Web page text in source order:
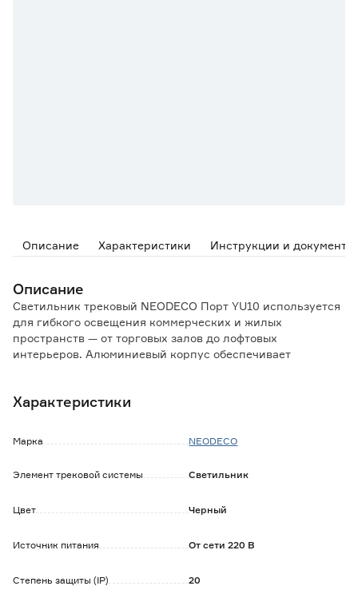
Описание Характеристики Инструкции и документы
Описание
Светильник трековый NEODECO Порт YU10 используется
для гибкого освещения коммерческих и жилых
пространств — от торговых залов до лофтовых
интерьеров. Алюминиевый корпус обеспечивает
механическим повреждениям;
- установка не требует специальных отверстий или
- передвигается по шинопроводу, изменяя акценты
- СОВ-диоды формируют равномерный световой поток без
- алюминиевый корпус надёжно отводит тепло,
Характеристики
Марка NEODECO
Элемент трековой системы Светильник
Цвет Черный
Источник питания От сети 220 В
Степень защиты (IP) 20